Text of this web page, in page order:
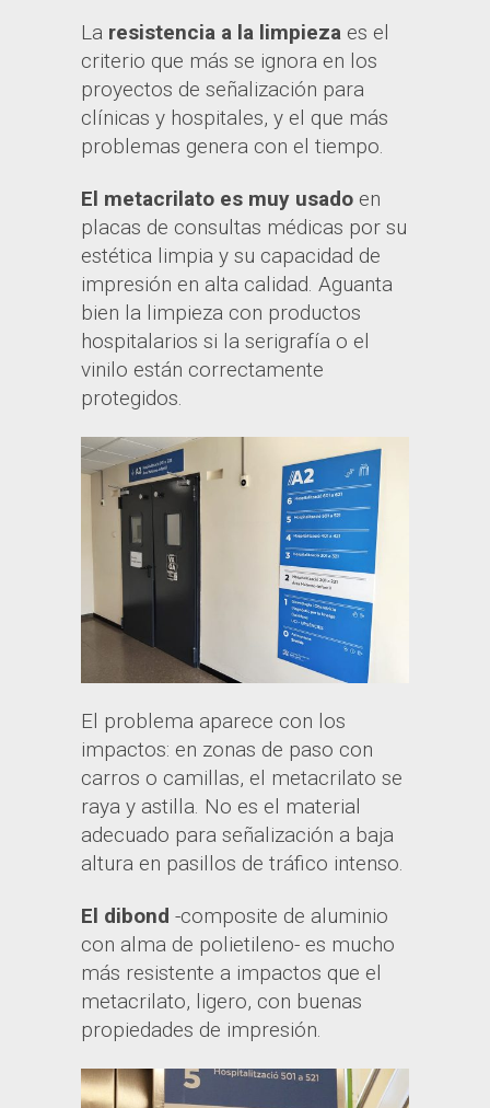
La resistencia a la limpieza es el
criterio que más se ignora en los
proyectos de señalización para
clínicas y hospitales, y el que más
problemas genera con el tiempo.
El metacrilato es muy usado en
placas de consultas médicas por su
estética limpia y su capacidad de
impresión en alta calidad. Aguanta
bien la limpieza con productos
hospitalarios si la serigrafía o el
vinilo están correctamente
protegidos.
El problema aparece con los
impactos: en zonas de paso con
carros o camillas, el metacrilato se
raya y astilla. No es el material
adecuado para señalización a baja
altura en pasillos de tráfico intenso.
El dibond -composite de aluminio
con alma de polietileno- es mucho
más resistente a impactos que el
metacrilato, ligero, con buenas
propiedades de impresión.